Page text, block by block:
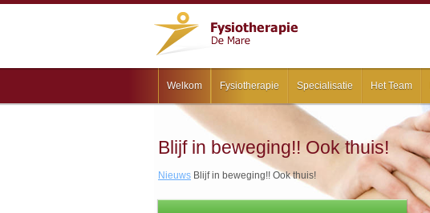
Welkom Fysiotherapie Specialisatie Het Team
Blijf in beweging!! Ook thuis!
Nieuws Blijf in beweging!! Ook thuis!